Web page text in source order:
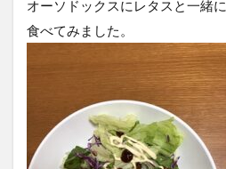
オーソドックスにレタスと一緒に
食べてみました。